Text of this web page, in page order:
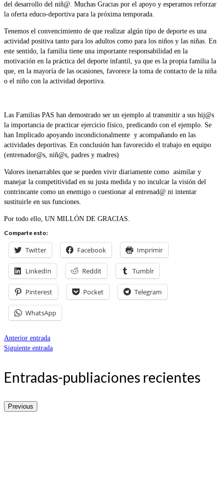
del desarrollo del niñ@. Muchas Gracias por el apoyo y esperamos reforzar
la oferta educo-deportiva para la próxima temporada.
Tenemos el convencimiento de que realizar algún tipo de deporte es una
actividad positiva tanto para los adultos como para los niños y las niñas. En
este sentido, la familia tiene una importante responsabilidad en la
motivación en la práctica del deporte infantil, ya que es la propia familia la
que, en la mayoría de las ocasiones, favorece la toma de contacto de la niña
o el niño con la actividad deportiva.
Las Familias PAS han demostrado ser un ejemplo al transmitir a sus hij@s
la importancia de practicar ejercicio físico, predicando con el ejemplo. Se
han Implicado apoyando incondicionalmente y acompañando en las
actividades deportivas. En conclusión han favorecido el trabajo en equipo
(entrenador@s, niñ@s, padres y madres)
Valores inenarrables que se pueden vivir diariamente como asimilar y
manejar la competitividad en su justa medida y no inculcar la visión del
contrincante como un enemigo o cuestionar al entrenad@ ni intentar
sustituirle en sus funciones.
Por todo ello, UN MILLÓN DE GRACIAS.
Comparte esto:
Twitter Facebook Imprimir
LinkedIn Reddit Tumblr
Pinterest Pocket Telegram
WhatsApp
Anterior entrada
Siguiente entrada
Entradas-publiaciones recientes
Previous